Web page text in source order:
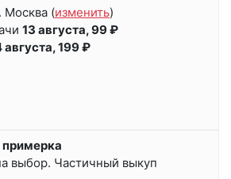
Москва (изменить)
13 августа, 99 ₽
августа, 199 ₽
примерка
выбор. Частичный выкуп